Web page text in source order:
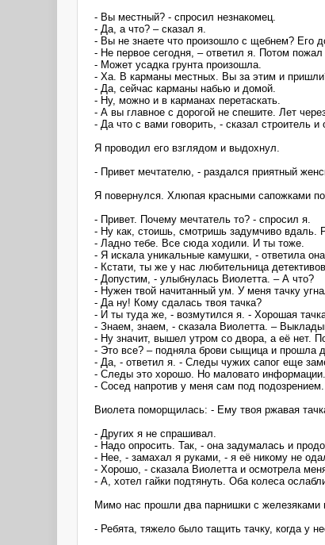
- Вы местный? - спросил незнакомец.
- Да, а что? – сказал я.
- Вы не знаете что произошло с щебнем? Его
- Не первое сегодня, – ответил я. Потом
- Может усадка грунта произошла.
- Ха. В карманы местных. Вы за этим и
- Да, сейчас карманы набью и домой.
- Ну, можно и в карманах перетаскать.
- А вы главное с дорогой не спешите. Лет
- Да что с вами говорить, - сказал строитель
Я проводил его взглядом и выдохнул.
- Привет мечтателю, - раздался приятный
Я повернулся. Хлюпая красными сапожками
- Привет. Почему мечтатель то? - спросил я.
- Ну как, стоишь, смотришь задумчиво вдаль.
- Ладно тебе. Все сюда ходили. И ты тоже.
- Я искала уникальные камушки, - ответила она.
- Кстати, ты же у нас любительница
- Допустим, - улыбнулась Виолетта. – А что?
- Нужен твой начитанный ум. У меня тачку
- Да ну! Кому сдалась твоя тачка?
- И ты туда же, - возмутился я. - Хорошая
- Знаем, знаем, - сказала Виолетта. –
- Ну значит, вышел утром со двора, а её нет.
- Это все? – подняла брови сыщица и прошла
- Да, - ответил я. - Следы чужих сапог еще
- Следы это хорошо. Но маловато информации.
- Сосед напротив у меня сам под подозрением.
Виолета поморщилась: - Ему твоя ржавая
- Других я не спрашивал.
- Надо опросить. Так, - она задумалась и
- Нее, - замахал я руками, - я её никому не
- Хорошо, - сказала Виолетта и осмотрела
- А, хотел гайки подтянуть. Оба колеса
Мимо нас прошли два парнишки с железяками
- Ребята, тяжело было тащить тачку, когда у